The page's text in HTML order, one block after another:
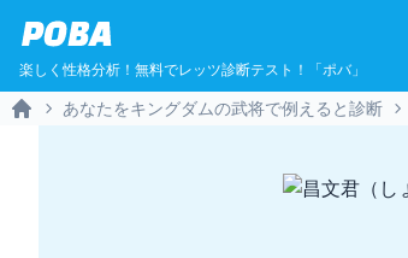
POBA
楽しく性格分析！無料でレッツ診断テスト！「ポバ」
あなたをキングダムの武将で例えると診断